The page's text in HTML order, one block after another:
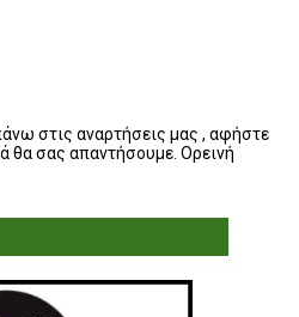
στις αναρτήσεις μας , αφήστε
θα σας απαντήσουμε. Ορεινή